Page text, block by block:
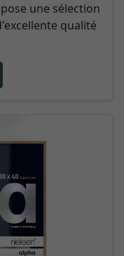
une sélection
qualité